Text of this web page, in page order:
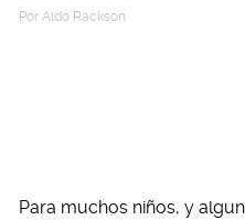
Por Aldo Rackson
Para muchos niños, y